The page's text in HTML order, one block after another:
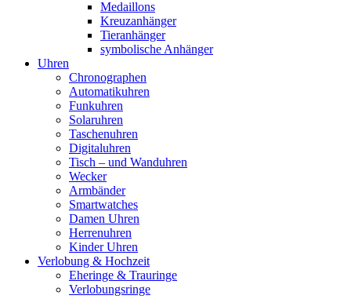
Medaillons
Kreuzanhänger
Tieranhänger
symbolische Anhänger
Uhren
Chronographen
Automatikuhren
Funkuhren
Solaruhren
Taschenuhren
Digitaluhren
Tisch – und Wanduhren
Wecker
Armbänder
Smartwatches
Damen Uhren
Herrenuhren
Kinder Uhren
Verlobung & Hochzeit
Eheringe & Trauringe
Verlobungsringe